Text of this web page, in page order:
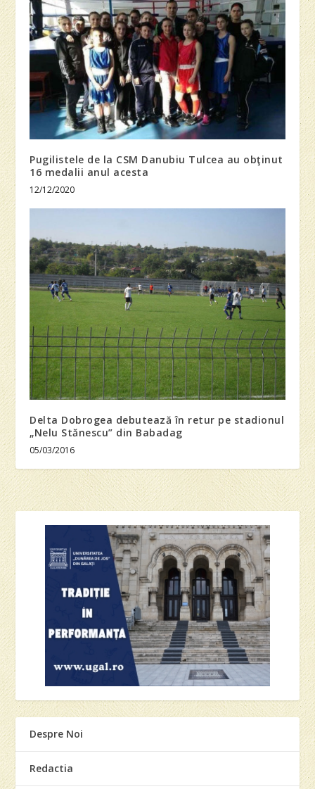
Pugilistele de la CSM Danubiu Tulcea au obţinut
16 medalii anul acesta
12/12/2020
Delta Dobrogea debutează în retur pe stadionul
„Nelu Stănescu” din Babadag
05/03/2016
Despre Noi
Redactia